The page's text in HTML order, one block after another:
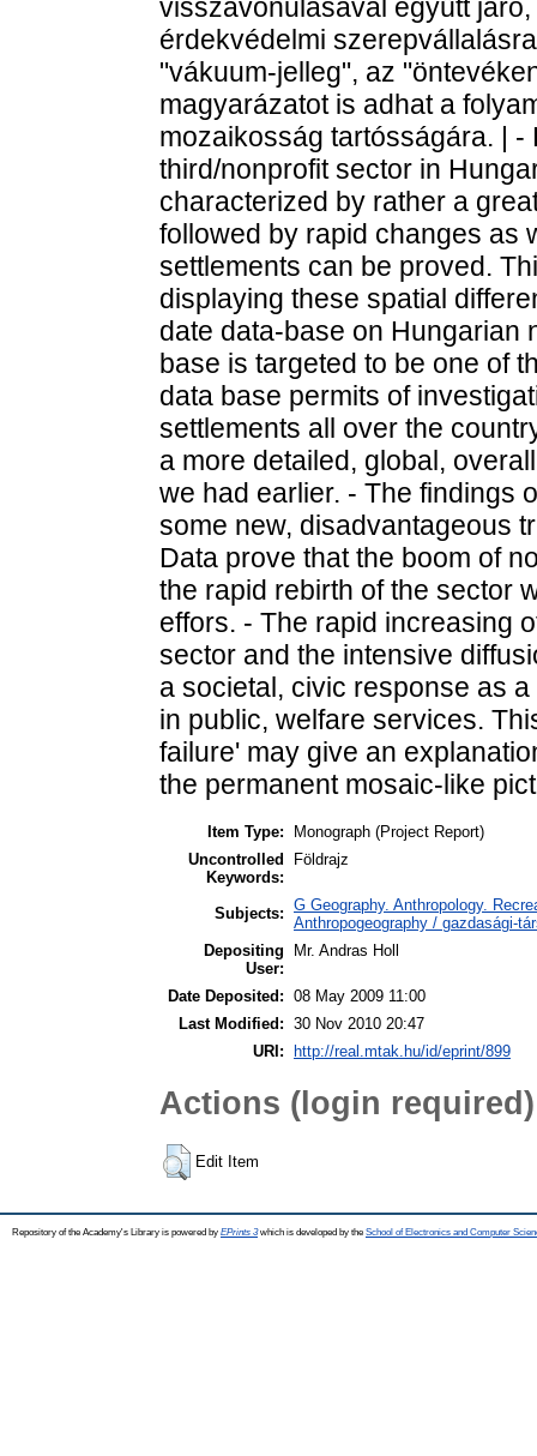
visszavonulásával együtt
érdekvédelmi
"vákuum-jelleg", az
magyarázatot is adhat a
mozaikosság tartósságára. |
third/nonprofit sector in
characterized by rather a
followed by rapid changes as
settlements can be proved.
displaying these spatial
date data-base on Hungarian
base is targeted to be one of
data base permits of
settlements all over the
a more detailed, global,
we had earlier. - The findings
some new, disadvantageous
Data prove that the boom of
the rapid rebirth of the sector
effors. - The rapid increasing
sector and the intensive
a societal, civic response as
in public, welfare services.
failure' may give an
the permanent mosaic-like
Item Type:
Monograph (Project Report)
Uncontrolled
Keywords:
Földrajz
Subjects: G Geography. Anthropology.
Anthropogeography / gazdasági-
Depositing
User:
Mr. Andras Holl
Date Deposited: 08 May 2009 11:00
Last Modified: 30 Nov 2010 20:47
URI: http://real.mtak.hu/id/eprint/899
Actions (login required)
Edit Item
Repository of the Academy's Library is powered by EPrints 3which is developed by the School of Electronics and Computer